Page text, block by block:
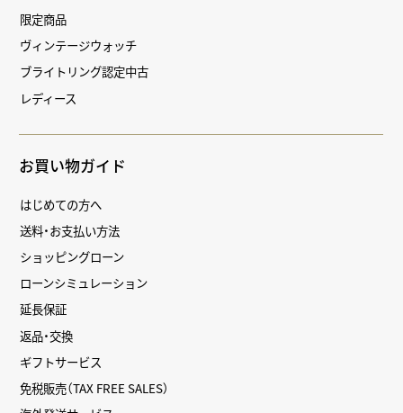
限定商品
ヴィンテージウォッチ
ブライトリング認定中古
レディース
お買い物ガイド
はじめての方へ
送料・お支払い方法
ショッピングローン
ローンシミュレーション
延長保証
返品・交換
ギフトサービス
免税販売（TAX FREE SALES）